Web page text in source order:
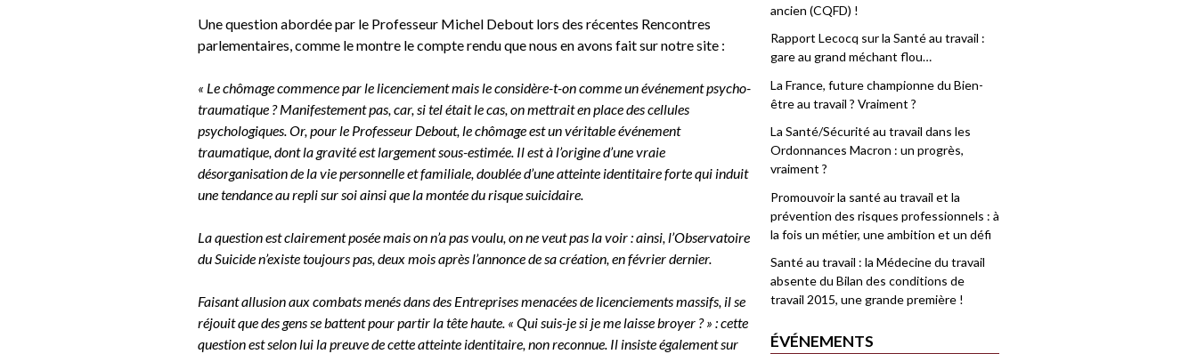
Une question abordée par le Professeur Michel Debout lors des récentes Rencontres
parlementaires, comme le montre le compte rendu que nous en avons fait sur notre site :
« Le chômage commence par le licenciement mais le considère-t-on comme un événement psycho-
traumatique ? Manifestement pas, car, si tel était le cas, on mettrait en place des cellules
psychologiques. Or, pour le Professeur Debout, le chômage est un véritable événement
traumatique, dont la gravité est largement sous-estimée. Il est à l’origine d’une vraie
désorganisation de la vie personnelle et familiale, doublée d’une atteinte identitaire forte qui induit
une tendance au repli sur soi ainsi que la montée du risque suicidaire.
La question est clairement posée mais on n’a pas voulu, on ne veut pas la voir : ainsi, l’Observatoire
du Suicide n’existe toujours pas, deux mois après l’annonce de sa création, en février dernier.
Faisant allusion aux combats menés dans des Entreprises menacées de licenciements massifs, il se
réjouit que des gens se battent pour partir la tête haute. « Qui suis-je si je me laisse broyer ? » : cette
question est selon lui la preuve de cette atteinte identitaire, non reconnue. Il insiste également sur
ancien (CQFD) !
Rapport Lecocq sur la Santé au travail :
gare au grand méchant flou…
La France, future championne du Bien-
être au travail ? Vraiment ?
La Santé/Sécurité au travail dans les
Ordonnances Macron : un progrès,
vraiment ?
Promouvoir la santé au travail et la
prévention des risques professionnels : à
la fois un métier, une ambition et un défi
Santé au travail : la Médecine du travail
absente du Bilan des conditions de
travail 2015, une grande première !
ÉVÉNEMENTS